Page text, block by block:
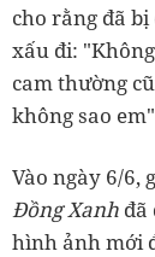
cho rằng đã
xấu đi:
cam thường
không sao
Vào ngày 6/6,
Đồng Xanh đã
hình ảnh mới